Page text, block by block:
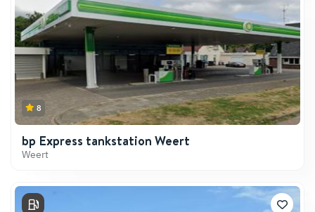
8
bp Express tankstation Weert
Weert